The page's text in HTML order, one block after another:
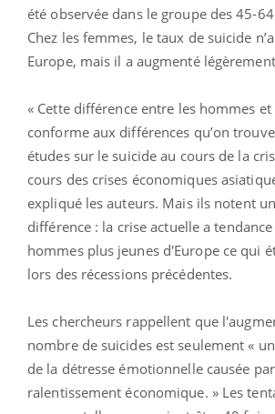
été observée dans le groupe des 45-
Chez les femmes, le taux de suicide
Europe, mais il a augmenté
« Cette différence entre les hommes
conforme aux différences qu’on
études sur le suicide au cours de la
cours des crises économiques
expliqué les auteurs. Mais ils notent
différence : la crise actuelle a
hommes plus jeunes d'Europe ce qui
lors des récessions précédentes.
Les chercheurs rappellent que
nombre de suicides est seulement «
de la détresse émotionnelle causée
ralentissement économique. » Les